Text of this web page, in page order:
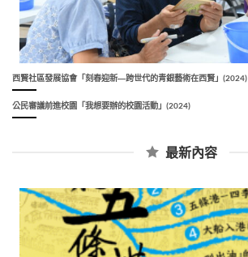
西賢社區發展協會「刻春迎新―跨世代的青銀藝術在西賢」(2024)
公民審議前進校園「我想要辦的校園活動」(2024)
最新內容